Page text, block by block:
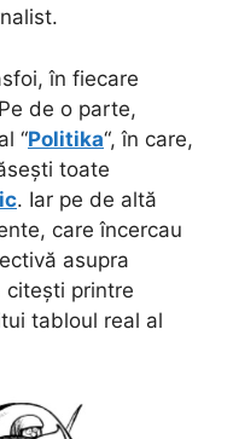
în fiecare
de o parte,
“Politika“, în care,
toate
. Iar pe de altă
care încercau
asupra
citești printre
tabloul real al